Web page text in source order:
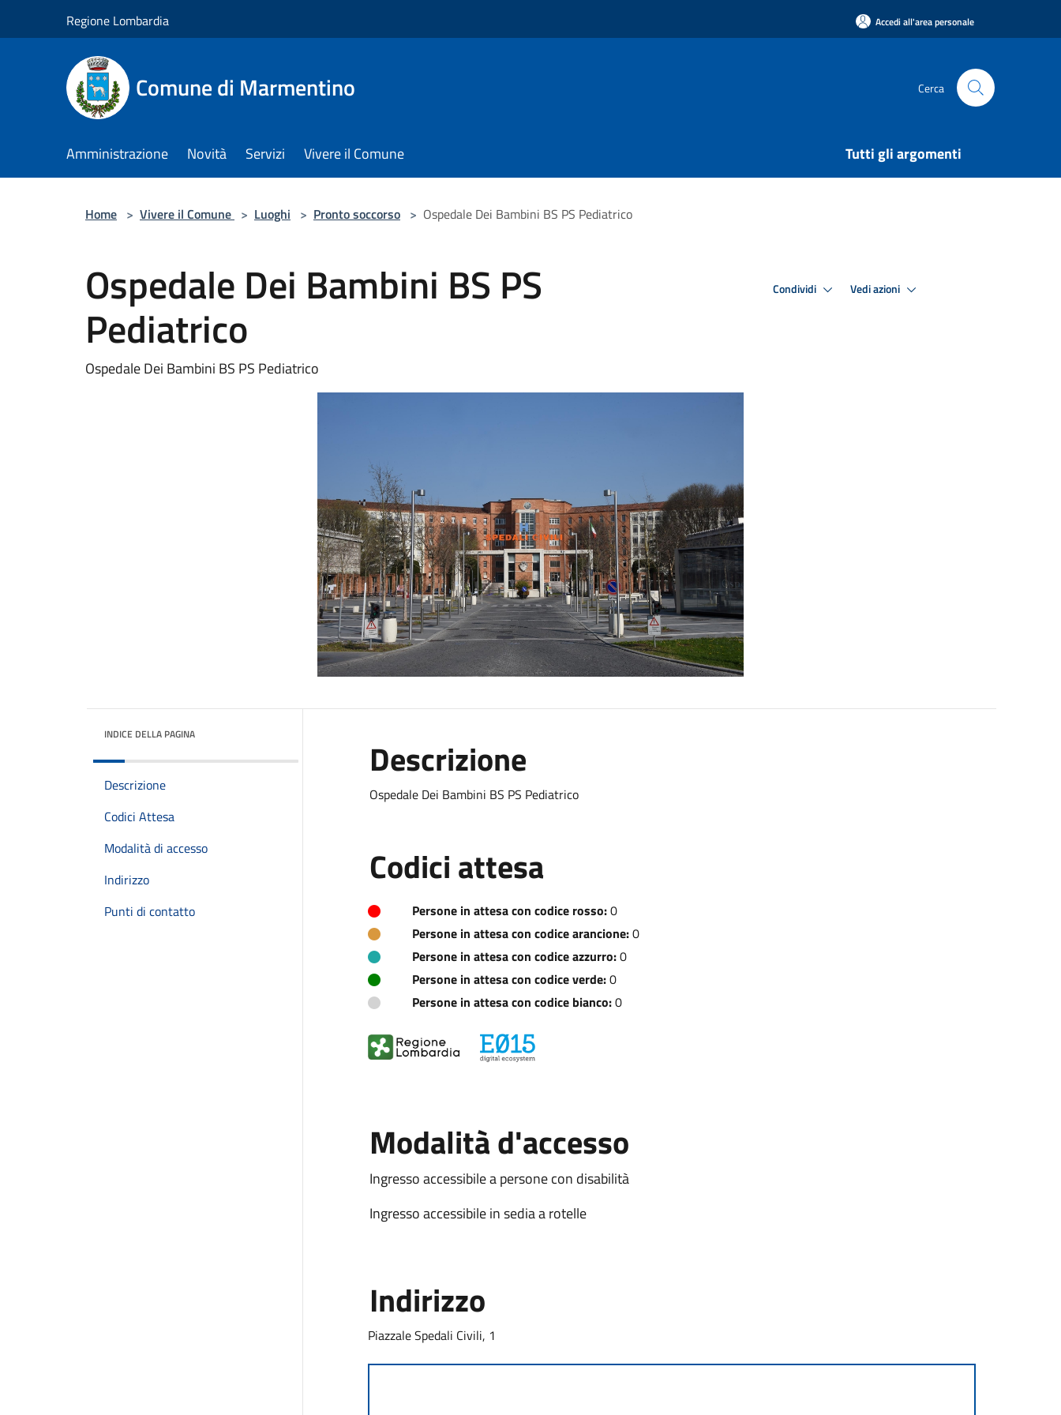
Regione Lombardia Accedi all'area personale
Comune di Marmentino Cerca
Amministrazione Novità Servizi Vivere il Comune Tutti gli argomenti
Home > Vivere il Comune > Luoghi > Pronto soccorso > Ospedale Dei Bambini BS PS Pediatrico
Ospedale Dei Bambini BS PS
Pediatrico
Ospedale Dei Bambini BS PS Pediatrico
Condividi Vedi azioni
INDICE DELLA PAGINA
Descrizione
Codici Attesa
Modalità di accesso
Indirizzo
Punti di contatto
Descrizione
Ospedale Dei Bambini BS PS Pediatrico
Codici attesa
Persone in attesa con codice rosso:0
Persone in attesa con codice arancione:0
Persone in attesa con codice azzurro:0
Persone in attesa con codice verde:0
Persone in attesa con codice bianco:0
Modalità d'accesso
Ingresso accessibile a persone con disabilità
Ingresso accessibile in sedia a rotelle
Indirizzo
Piazzale Spedali Civili, 1